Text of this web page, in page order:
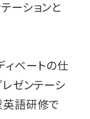
ーションと
ベートの仕
レゼンテーシ
英語研修で